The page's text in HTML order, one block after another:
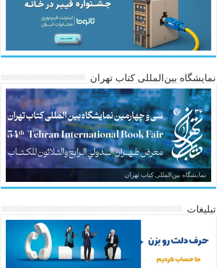
نمایشگاه بین‌المللی کتاب تهران
نمایشگاه بین‌المللی کتاب تهران
تبلیغات